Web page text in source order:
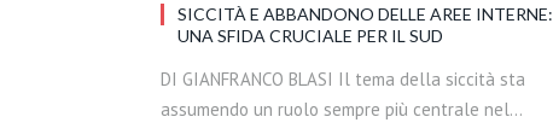
SICCITÀ E ABBANDONO DELLE AREE INTERNE:
UNA SFIDA CRUCIALE PER IL SUD
DI GIANFRANCO BLASI Il tema della siccità sta
assumendo un ruolo sempre più centrale nel…